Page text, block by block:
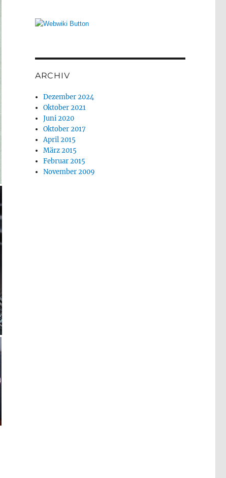
ARCHIV
Dezember 2024
Oktober 2021
Juni 2020
Oktober 2017
April 2015
März 2015
Februar 2015
November 2009